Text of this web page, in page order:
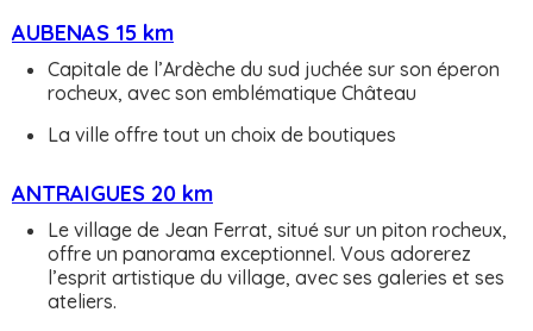
AUBENAS 15 km
Capitale de l’Ardèche du sud juchée sur son éperon
rocheux, avec son emblématique Château
La ville offre tout un choix de boutiques
ANTRAIGUES 20 km
Le village de Jean Ferrat, situé sur un piton rocheux,
offre un panorama exceptionnel. Vous adorerez
l’esprit artistique du village, avec ses galeries et ses
ateliers.